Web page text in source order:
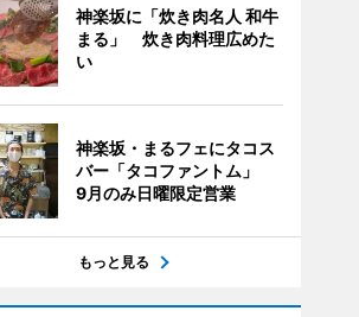
神楽坂に「炊き肉名人 和牛
まる」 炊き肉料理広めた
い
神楽坂・まるフェにタコス
バー「タコファントム」
9月のみ日曜限定営業
もっと見る